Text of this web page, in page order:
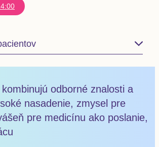
a sms notifikácia termínov
termíny
na termín, ktorý dodržiavame
odborné znalosti a
nasadenie, zmysel pre
pre medicínu ako poslanie,